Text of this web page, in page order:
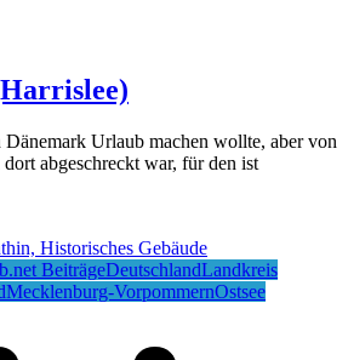
Urlaub machen wollte, aber von
abgeschreckt war, für den ist
BeiträgeDeutschlandLandkreis
Mecklenburg-VorpommernOstsee